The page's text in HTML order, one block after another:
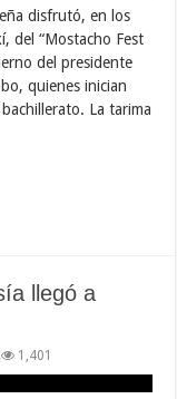
disfrutó, en los
del “Mostacho Fest
del presidente
quienes inician
La tarima
llegó a
1,401